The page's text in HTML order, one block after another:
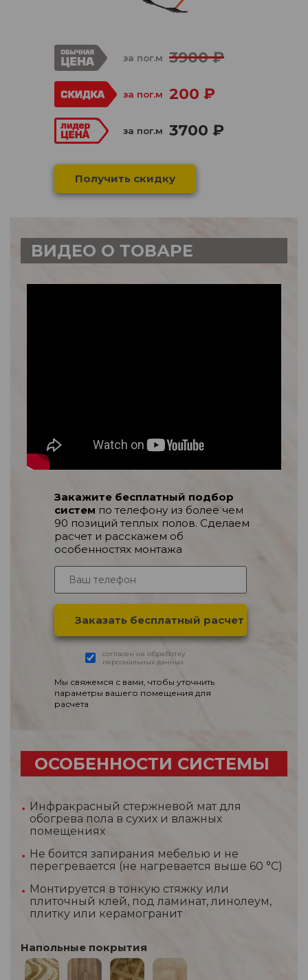
за пог.м 3900 ₽
за пог.м 200 ₽
за пог.м 3700 ₽
Получить скидку
ВИДЕО О ТОВАРЕ
Закажите бесплатный подбор
систем по телефону из более чем
90 позиций теплых полов. Сделаем
расчет и расскажем об
особенностях монтажа
согласен на обработку
персональных данных
Мы свяжемся с вами, чтобы уточнить
параметры вашего помещения для
расчета
ОСОБЕННОСТИ СИСТЕМЫ
Инфракрасный стержневой мат для
обогрева пола в сухих и влажных
помещениях
Не боится запирания мебелью и не
перегревается (не нагревается выше 60 °С)
Монтируется в тонкую стяжку или
плиточный клей, под ламинат, линолеум,
плитку или керамогранит
Напольные покрытия